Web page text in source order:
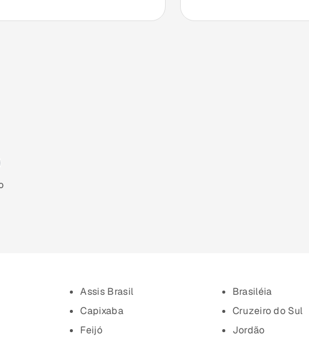
Assis Brasil
Brasiléia
Capixaba
Cruzeiro do Sul
Feijó
Jordão